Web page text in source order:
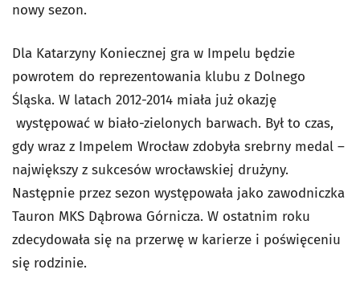
nowy sezon.
Dla Katarzyny Koniecznej gra w Impelu będzie
powrotem do reprezentowania klubu z Dolnego
Śląska. W latach 2012-2014 miała już okazję
występować w biało-zielonych barwach. Był to czas,
gdy wraz z Impelem Wrocław zdobyła srebrny medal –
największy z sukcesów wrocławskiej drużyny.
Następnie przez sezon występowała jako zawodniczka
Tauron MKS Dąbrowa Górnicza. W ostatnim roku
zdecydowała się na przerwę w karierze i poświęceniu
się rodzinie.